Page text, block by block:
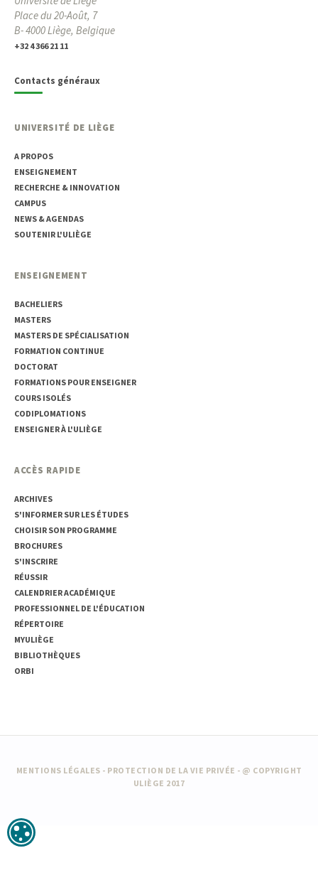
Place du 20-Août, 7
B- 4000 Liège, Belgique
+32 4 366 21 11
Contacts généraux
UNIVERSITÉ DE LIÈGE
A PROPOS
ENSEIGNEMENT
RECHERCHE & INNOVATION
CAMPUS
NEWS & AGENDAS
SOUTENIR L'ULIÈGE
ENSEIGNEMENT
BACHELIERS
MASTERS
MASTERS DE SPÉCIALISATION
FORMATION CONTINUE
DOCTORAT
FORMATIONS POUR ENSEIGNER
COURS ISOLÉS
CODIPLOMATIONS
ENSEIGNER À L'ULIÈGE
ACCÈS RAPIDE
ARCHIVES
S'INFORMER SUR LES ÉTUDES
CHOISIR SON PROGRAMME
BROCHURES
S'INSCRIRE
RÉUSSIR
CALENDRIER ACADÉMIQUE
PROFESSIONNEL DE L'ÉDUCATION
RÉPERTOIRE
MYULIÈGE
BIBLIOTHÈQUES
ORBI
MENTIONS LÉGALES - PROTECTION DE LA VIE PRIVÉE - @ COPYRIGHT
ULIÈGE 2017